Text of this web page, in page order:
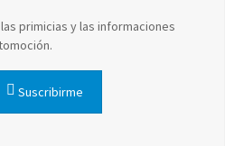
primicias y las informaciones
Suscribirme